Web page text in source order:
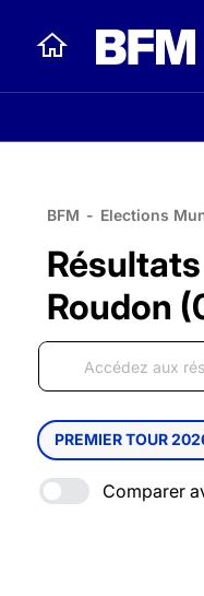
BFM - Elections
Roudon
PREMIER TOUR
Comparer